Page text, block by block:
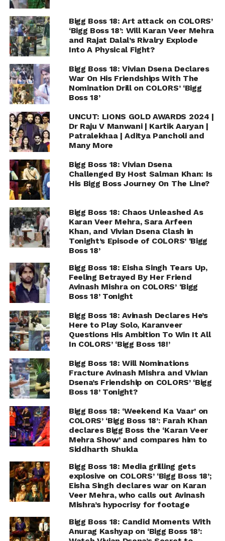
Bigg Boss 18: Art attack on COLORS’
‘Bigg Boss 18’: Will Karan Veer Mehra
and Rajat Dalal’s Rivalry Explode
Into A Physical Fight?
Bigg Boss 18: Vivian Dsena Declares
War On His Friendships With The
Nomination Drill on COLORS’ ‘Bigg
Boss 18’
UNCUT: LIONS GOLD AWARDS 2024 |
Dr Raju V Manwani | Kartik Aaryan |
Patralekhaa | Aditya Pancholi and
Many More
Bigg Boss 18: Vivian Dsena
Challenged By Host Salman Khan: Is
His Bigg Boss Journey On The Line?
Bigg Boss 18: Chaos Unleashed As
Karan Veer Mehra, Sara Arfeen
Khan, and Vivian Dsena Clash in
Tonight’s Episode of COLORS’ ‘Bigg
Boss 18’
Bigg Boss 18: Eisha Singh Tears Up,
Feeling Betrayed By Her Friend
Avinash Mishra on COLORS’ ‘Bigg
Boss 18’ Tonight
Bigg Boss 18: Avinash Declares He’s
Here to Play Solo, Karanveer
Questions His Ambition To Win It All
In COLORS’ ‘Bigg Boss 18!’
Bigg Boss 18: Will Nominations
Fracture Avinash Mishra and Vivian
Dsena’s Friendship on COLORS’ ‘Bigg
Boss 18’ Tonight?
Bigg Boss 18: ‘Weekend Ka Vaar’ on
COLORS’ ‘Bigg Boss 18’: Farah Khan
declares Bigg Boss the ‘Karan Veer
Mehra Show’ and compares him to
Siddharth Shukla
Bigg Boss 18: Media grilling gets
explosive on COLORS’ ‘Bigg Boss 18’;
Eisha Singh declares war on Karan
Veer Mehra, who calls out Avinash
Mishra’s hypocrisy for footage
Bigg Boss 18: Candid Moments With
Anurag Kashyap on ‘Bigg Boss 18’: